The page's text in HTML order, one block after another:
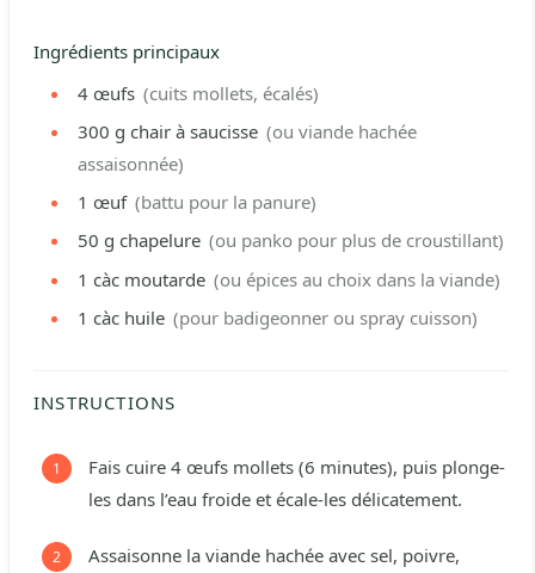
Ingrédients principaux
4 œufs (cuits mollets, écalés)
300 g chair à saucisse (ou viande hachée
assaisonnée)
1 œuf (battu pour la panure)
50 g chapelure (ou panko pour plus de croustillant)
1 càc moutarde (ou épices au choix dans la viande)
1 càc huile (pour badigeonner ou spray cuisson)
INSTRUCTIONS
Fais cuire 4 œufs mollets (6 minutes), puis plonge-
les dans l’eau froide et écale-les délicatement.
Assaisonne la viande hachée avec sel, poivre,